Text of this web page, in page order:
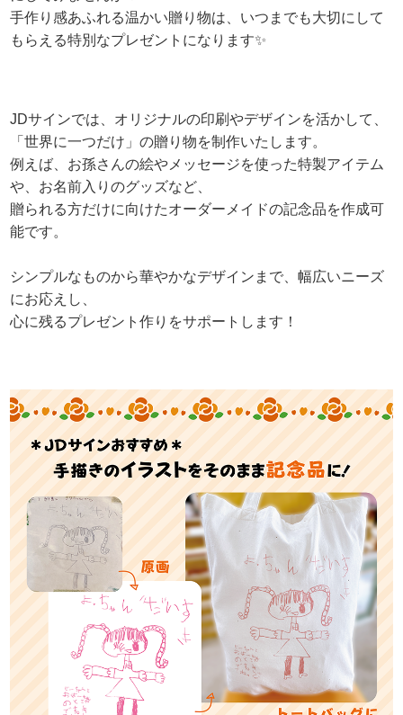
手作り感あふれる温かい贈り物は、いつまでも大切にして
もらえる特別なプレゼントになります✨
JDサインでは、オリジナルの印刷やデザインを活かして、
「世界に一つだけ」の贈り物を制作いたします。
例えば、お孫さんの絵やメッセージを使った特製アイテム
や、お名前入りのグッズなど、
贈られる方だけに向けたオーダーメイドの記念品を作成可
能です。
シンプルなものから華やかなデザインまで、幅広いニーズ
にお応えし、
心に残るプレゼント作りをサポートします！